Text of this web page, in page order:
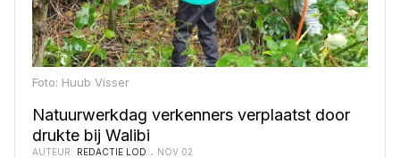
Foto: Huub Visser
Natuurwerkdag verkenners verplaatst door
drukte bij Walibi
AUTEUR: REDACTIE LOD NOV 02